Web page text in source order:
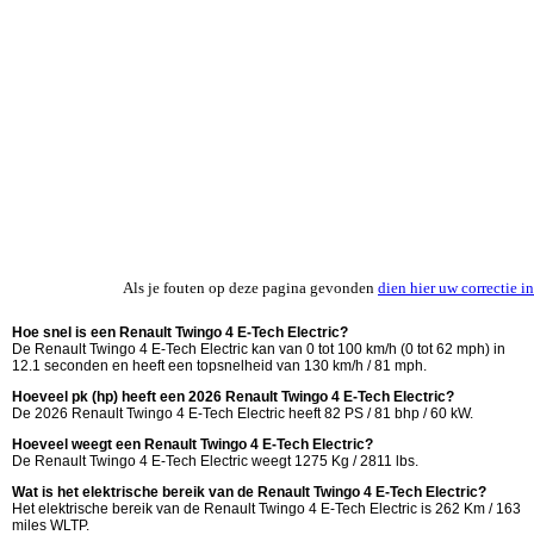
Als je fouten op deze pagina gevonden dien hier uw correctie in
Hoe snel is een Renault Twingo 4 E-Tech Electric?
De Renault Twingo 4 E-Tech Electric kan van 0 tot 100 km/h (0 tot 62 mph) in
12.1 seconden en heeft een topsnelheid van 130 km/h / 81 mph.
Hoeveel pk (hp) heeft een 2026 Renault Twingo 4 E-Tech Electric?
De 2026 Renault Twingo 4 E-Tech Electric heeft 82 PS / 81 bhp / 60 kW.
Hoeveel weegt een Renault Twingo 4 E-Tech Electric?
De Renault Twingo 4 E-Tech Electric weegt 1275 Kg / 2811 lbs.
Wat is het elektrische bereik van de Renault Twingo 4 E-Tech Electric?
Het elektrische bereik van de Renault Twingo 4 E-Tech Electric is 262 Km / 163
miles WLTP.